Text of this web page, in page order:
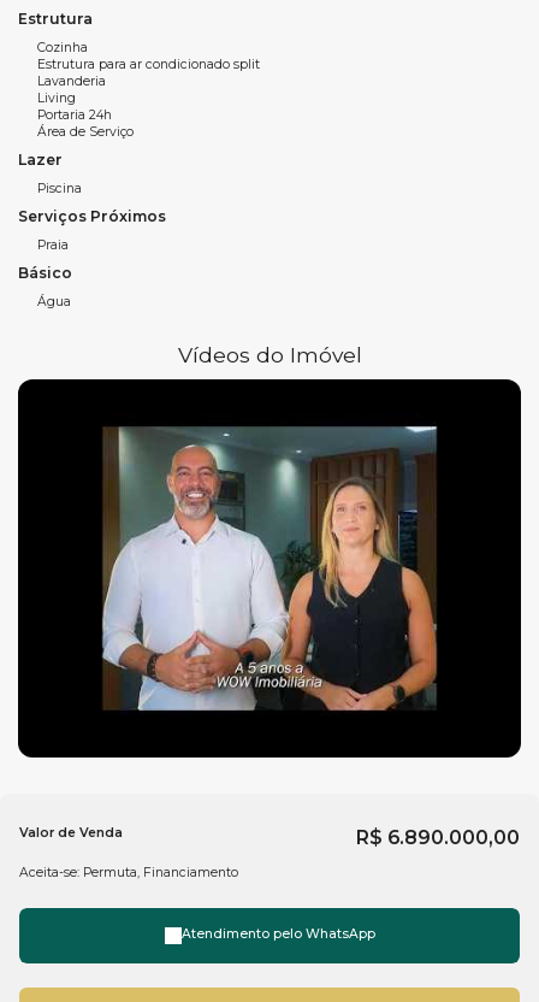
Estrutura
Cozinha
Estrutura para ar condicionado split
Lavanderia
Living
Portaria 24h
Área de Serviço
Lazer
Piscina
Serviços Próximos
Praia
Básico
Água
Vídeos do Imóvel
R$ 6.890.000,00
Valor de Venda
Aceita-se: Permuta, Financiamento
Atendimento pelo WhatsApp